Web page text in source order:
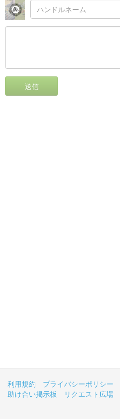
送信
利用規約 プライバシーポリシー
助け合い掲示板
リクエスト広場